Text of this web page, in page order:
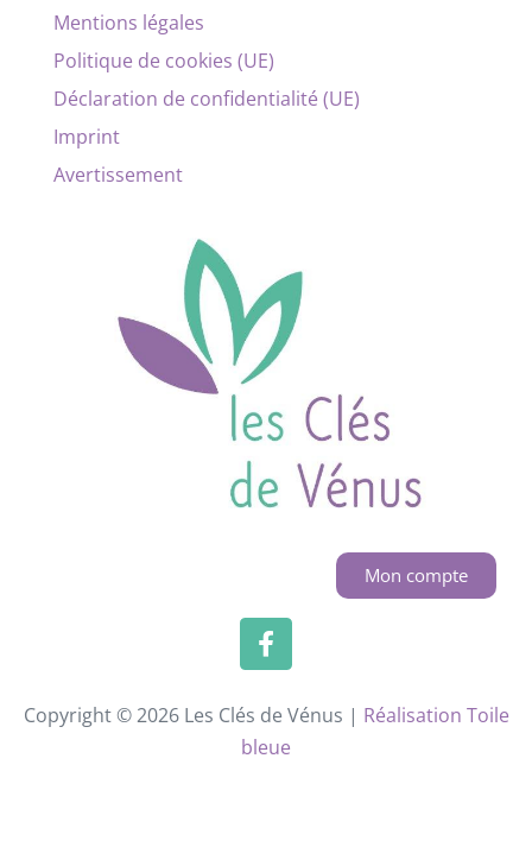
Mentions légales
Politique de cookies (UE)
Déclaration de confidentialité (UE)
Imprint
Avertissement
Mon compte
Copyright © 2026 Les Clés de Vénus | Réalisation Toile
bleue